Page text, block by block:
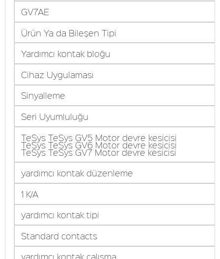
GV7AE
Ürün Ya da Bileşen Tipi
Yardımcı kontak bloğu
Cihaz Uygulaması
Sinyalleme
Seri Uyumluluğu
TeSys TeSys GV5 Motor devre kesicisi
TeSys TeSys GV6 Motor devre kesicisi
TeSys TeSys GV7 Motor devre kesicisi
yardımcı kontak düzenleme
1 K/A
yardımcı kontak tipi
Standard contacts
yardımcı kontak çalışma